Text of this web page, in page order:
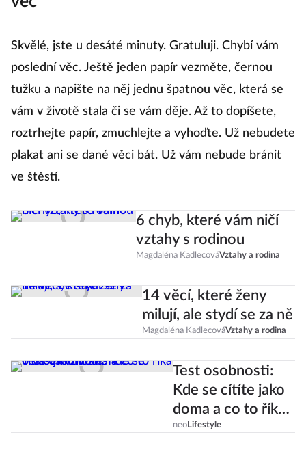
Skvělé, jste u desáté minuty. Gratuluji. Chybí vám
poslední věc. Ještě jeden papír vezměte, černou
tužku a napište na něj jednu špatnou věc, která se
vám v životě stala či se vám děje. Až to dopíšete,
roztrhejte papír, zmuchlejte a vyhoďte. Už nebudete
plakat ani se dané věci bát. Už vám nebude bránit
ve štěstí.
6 chyb, které vám ničí
vztahy s rodinou
Magdaléna KadlecováVztahy a rodina
14 věcí, které ženy
milují, ale stydí se za ně
Magdaléna KadlecováVztahy a rodina
Test osobnosti:
Kde se cítíte jako
doma a co to říká
o vašem životě?
neoLifestyle